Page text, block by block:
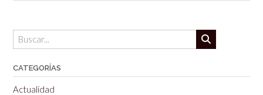
CATEGORÍAS
Actualidad